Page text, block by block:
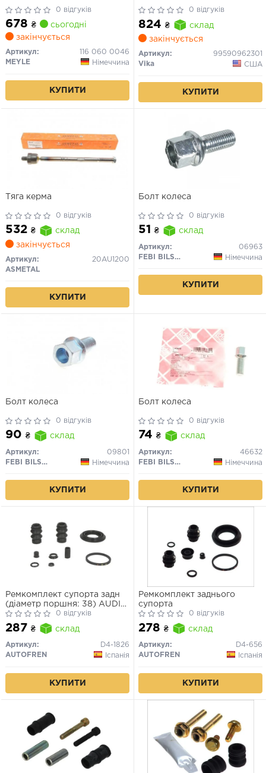
0 відгуків
678 ₴
сьогодні
закінчується
Артикул:
116 060 0046
MEYLE
Німеччина
КУПИТИ
0 відгуків
824 ₴
склад
закінчується
Артикул:
99590962301
Vika
США
КУПИТИ
Тяга керма
0 відгуків
532 ₴
склад
закінчується
Артикул:
20AU1200
ASMETAL
КУПИТИ
Болт колеса
0 відгуків
51 ₴ склад
Артикул:
06963
FEBI BILSTEIN
Німеччина
КУПИТИ
Болт колеса
0 відгуків
90 ₴ склад
Артикул:
09801
FEBI BILSTEIN
Німеччина
КУПИТИ
Болт колеса
0 відгуків
74 ₴ склад
Артикул:
46632
FEBI BILSTEIN
Німеччина
КУПИТИ
Ремкомплект супорта задн
(діаметр поршня: 38) AUDI
A3, CITROEN C4, C4 I,
PEUGEOT 207, 207 CC, 207
SW, 307, 307 CC, 307 SW,
SEAT ALTEA, ALTEA XL,
LEON, LEON SC, LEON ST 1.2-
0 відгуків
287 ₴ склад
Артикул:
D4-1826
AUTOFREN
Іспанія
КУПИТИ
Ремкомплект заднього
супорта
0 відгуків
278 ₴ склад
Артикул:
D4-656
AUTOFREN
Іспанія
КУПИТИ